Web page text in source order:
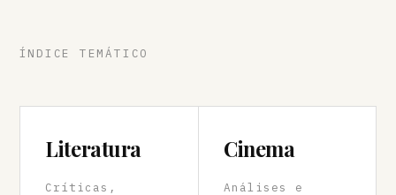
ÍNDICE TEMÁTICO
Literatura
Críticas,
Cinema
Análises e